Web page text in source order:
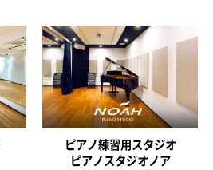
ピアノ練習用スタジオ
ピアノスタジオノア